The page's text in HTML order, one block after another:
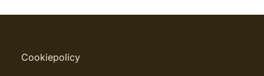
Cookiepolicy